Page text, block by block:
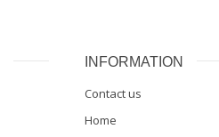
INFORMATION
Contact us
Home